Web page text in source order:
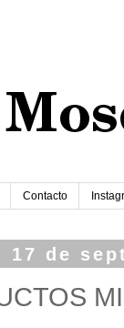
Contacto
17 de